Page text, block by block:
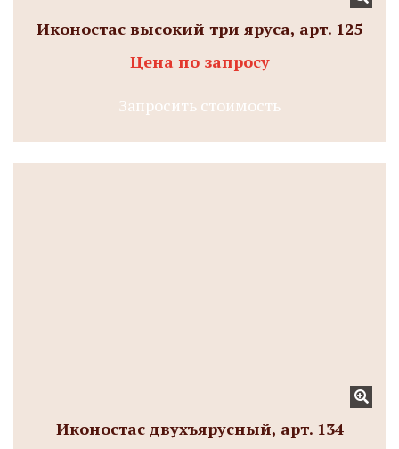
Иконостас высокий три яруса, арт. 125
Цена по запросу
Запросить стоимость
Иконостас двухъярусный, арт. 134